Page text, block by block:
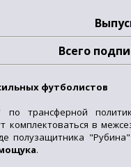
Всего
футболистов
по трансферной
комплектоваться в
полузащитника
.